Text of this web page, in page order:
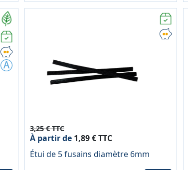
3,25 € TTC
À partir de1,89 € TTC
Étui de 5 fusains diamètre 6mm